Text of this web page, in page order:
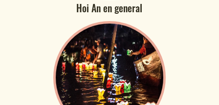
Hoi An en general